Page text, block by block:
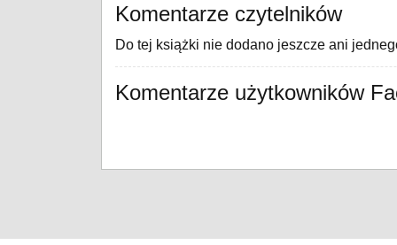
Komentarze czytelników
Do tej książki nie dodano jeszcze ani
Komentarze użytkowników